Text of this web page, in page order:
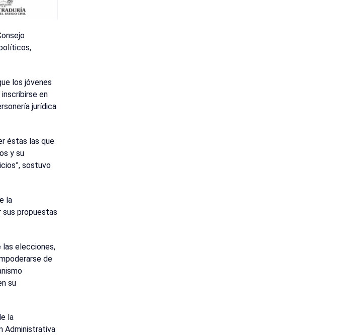
los jóvenes
en
jurídica
éstas las que
y su
sostuvo
la
sus propuestas
las elecciones,
de
su
la
Administrativa